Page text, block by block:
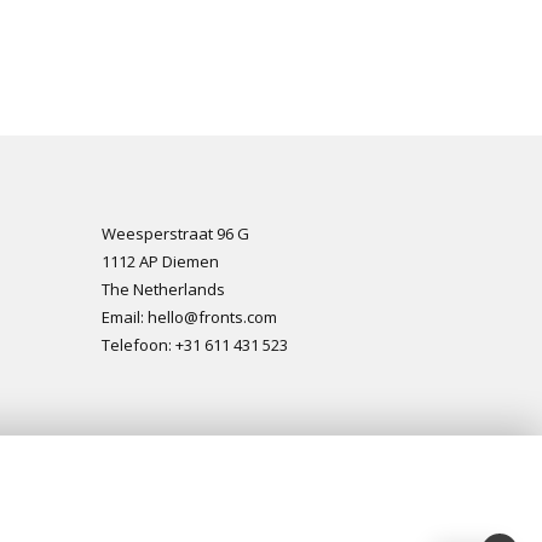
Weesperstraat 96 G
1112 AP Diemen
The Netherlands
Email: hello@fronts.com
Telefoon: +31 611 431 523